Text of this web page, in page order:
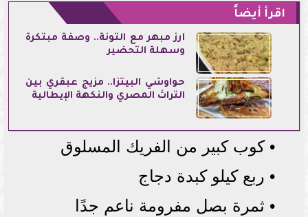
اقرأ أيضاً
أرز مبهر مع التونة.. وصفة مبتكرة
وسهلة التحضير
حواوشي البيتزا.. مزيج عبقري بين
التراث المصري والنكهة الإيطالية
• كوب كبير من الفريك المسلوق
• ربع كيلو كبدة دجاج
• ثمرة بصل مفرومة ناعم جدًا